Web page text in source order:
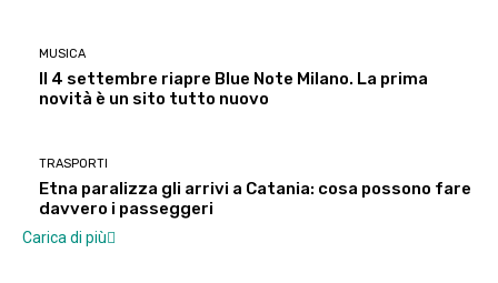
MUSICA
Il 4 settembre riapre Blue Note Milano. La prima
novità è un sito tutto nuovo
TRASPORTI
Etna paralizza gli arrivi a Catania: cosa possono fare
davvero i passeggeri
Carica di più